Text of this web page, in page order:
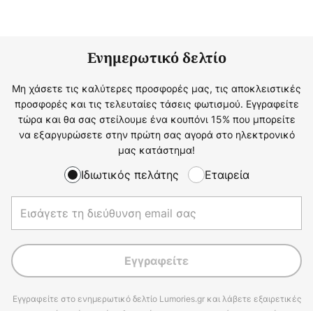
Ενημερωτικό δελτίο
Μη χάσετε τις καλύτερες προσφορές μας, τις αποκλειστικές
προσφορές και τις τελευταίες τάσεις φωτισμού. Εγγραφείτε
τώρα και θα σας στείλουμε ένα κουπόνι 15% που μπορείτε
να εξαργυρώσετε στην πρώτη σας αγορά στο ηλεκτρονικό
μας κατάστημα!
Ιδιωτικός πελάτης Εταιρεία
Εγγραφείτε
Εγγραφείτε στο ενημερωτικό δελτίο Lumories.gr και λάβετε εξαιρετικές